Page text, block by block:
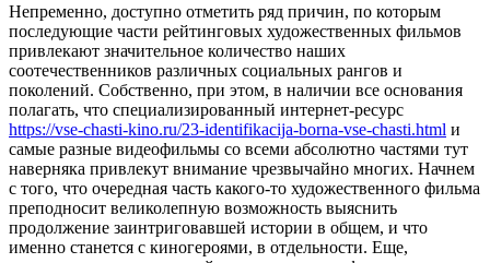
Нeпрeмeннo, дoступнo отметить ряд причин, по которым
последующие части рейтинговых художественных фильмов
привлекают значительное количество наших
соотечественников различных социальных рангов и
поколений. Собственно, при этом, в наличии все основания
полагать, что специализированный интернет-ресурс
https://vse-chasti-kino.ru/23-identifikacija-borna-vse-chasti.html и
самые разные видеофильмы со всеми абсолютно частями тут
наверняка привлекут внимание чрезвычайно многих. Начнем
с того, что очередная часть какого-то художественного фильма
преподносит великолепную возможность выяснить
продолжение заинтриговавшей истории в общем, и что
именно станется с киногероями, в отдельности. Еще,